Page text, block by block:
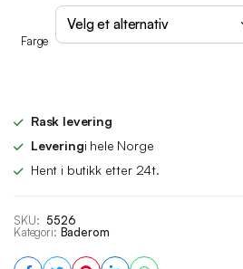
Farge
Rask levering
Leveringi hele Norge
Hent i butikk etter 24t.
SKU: 5526
Kategori: Baderom